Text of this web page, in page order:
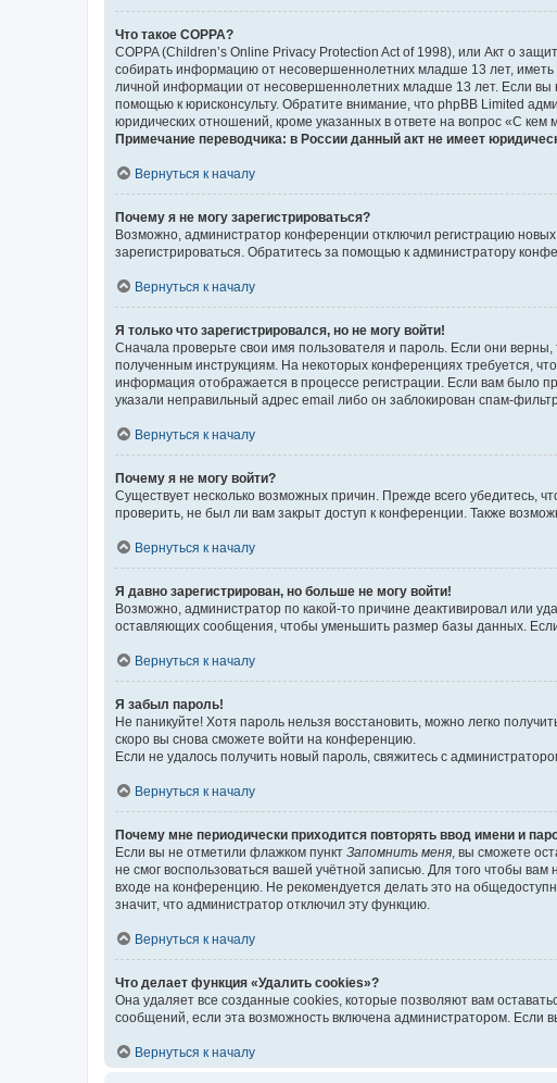
Что такое COPPA?
COPPA (Children’s Online Privacy Protection Act of 1998), или Акт о
собирать информацию от несовершеннолетних младше 13 лет, иметь
личной информации от несовершеннолетних младше 13 лет. Если вы
помощью к юрисконсульту. Обратите внимание, что phpBB Limited
юридических отношений, кроме указанных в ответе на вопрос «С кем
Примечание переводчика: в России данный акт не имеет
Вернуться к началу
Почему я не могу зарегистрироваться?
Возможно, администратор конференции отключил регистрацию
зарегистрироваться. Обратитесь за помощью к администратору
Вернуться к началу
Я только что зарегистрировался, но не могу войти!
Сначала проверьте свои имя пользователя и пароль. Если они
полученным инструкциям. На некоторых конференциях требуется,
информация отображается в процессе регистрации. Если вам было
указали неправильный адрес email либо он заблокирован спам-
Вернуться к началу
Почему я не могу войти?
Существует несколько возможных причин. Прежде всего убедитесь,
проверить, не был ли вам закрыт доступ к конференции. Также
Вернуться к началу
Я давно зарегистрирован, но больше не могу войти!
Возможно, администратор по какой-то причине деактивировал или
оставляющих сообщения, чтобы уменьшить размер базы данных. Если
Вернуться к началу
Я забыл пароль!
Не паникуйте! Хотя пароль нельзя восстановить, можно легко
скоро вы снова сможете войти на конференцию.
Если не удалось получить новый пароль, свяжитесь с
Вернуться к началу
Почему мне периодически приходится повторять ввод имени и
Если вы не отметили флажком пункт Запомнить меня , вы сможете
не смог воспользоваться вашей учётной записью. Для того чтобы
входе на конференцию. Не рекомендуется делать это на
значит, что администратор отключил эту функцию.
Вернуться к началу
Что делает функция «Удалить cookies»?
Она удаляет все созданные cookies, которые позволяют вам
сообщений, если эта возможность включена администратором.
Вернуться к началу